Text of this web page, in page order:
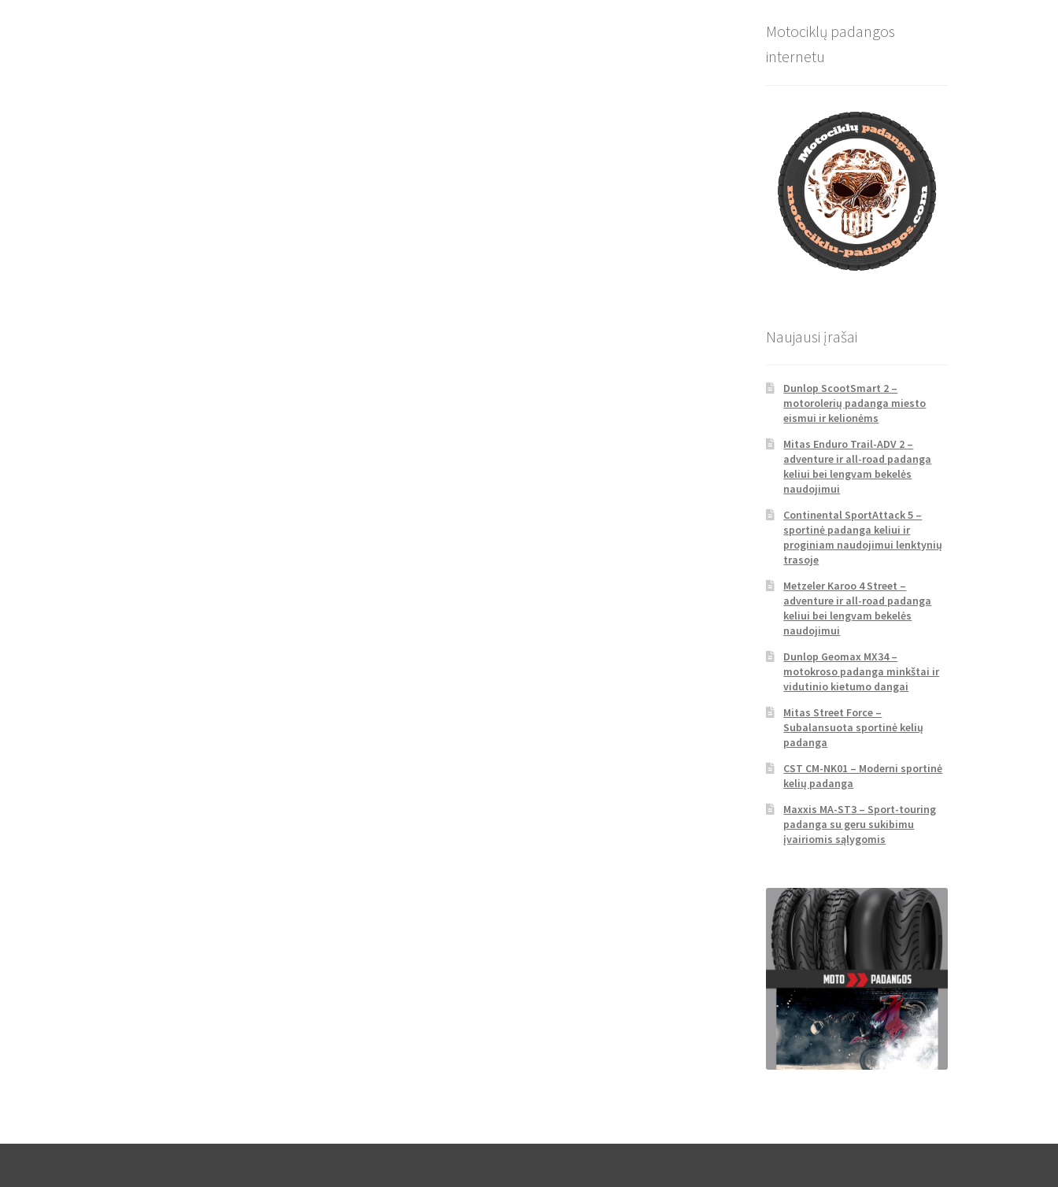
Motociklų padangos
internetu
Naujausi įrašai
Dunlop ScootSmart 2 –
motorolerių padanga miesto
eismui ir kelionėms
Mitas Enduro Trail-ADV 2 –
adventure ir all-road padanga
keliui bei lengvam bekelės
naudojimui
Continental SportAttack 5 –
sportinė padanga keliui ir
proginiam naudojimui lenktynių
trasoje
Metzeler Karoo 4 Street –
adventure ir all-road padanga
keliui bei lengvam bekelės
naudojimui
Dunlop Geomax MX34 –
motokroso padanga minkštai ir
vidutinio kietumo dangai
Mitas Street Force –
Subalansuota sportinė kelių
padanga
CST CM-NK01 – Moderni sportinė
kelių padanga
Maxxis MA-ST3 – Sport-touring
padanga su geru sukibimu
įvairiomis sąlygomis